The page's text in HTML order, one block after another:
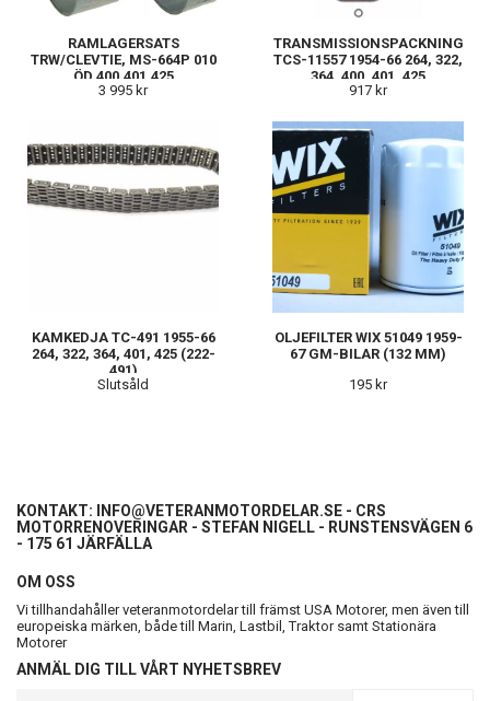
RAMLAGERSATS
TRW/CLEVTIE, MS-664P 010
ÖD 400,401,425
3 995 kr
TRANSMISSIONSPACKNING
TCS-11557 1954-66 264, 322,
364, 400, 401, 425
917 kr
KAMKEDJA TC-491 1955-66
264, 322, 364, 401, 425 (222-
491)
Slutsåld
OLJEFILTER WIX 51049 1959-
67 GM-BILAR (132 MM)
195 kr
KONTAKT: INFO@VETERANMOTORDELAR.SE - CRS
MOTORRENOVERINGAR - STEFAN NIGELL - RUNSTENSVÄGEN 6
- 175 61 JÄRFÄLLA
OM OSS
Vi tillhandahåller veteranmotordelar till främst USA Motorer, men även till
europeiska märken, både till Marin, Lastbil, Traktor samt Stationära
Motorer
ANMÄL DIG TILL VÅRT NYHETSBREV